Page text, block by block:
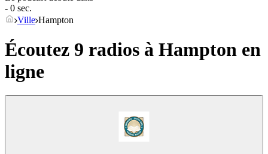
- 0 sec.
Ville Hampton
Écoutez 9 radios à Hampton en
ligne